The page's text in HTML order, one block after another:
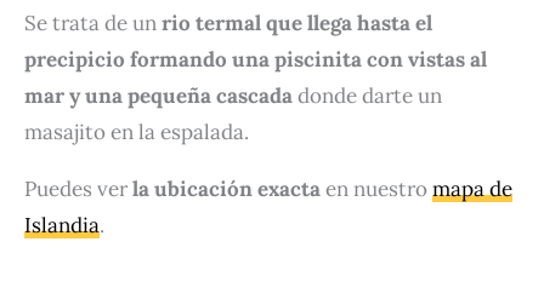
Se trata de unrio termal que llega hasta el
precipicio formando una piscinita con vistas al
mar y una pequeña cascadadonde darte un
masajito en la espalada.
Puedes verla ubicación exactaen nuestromapa de
Islandia.